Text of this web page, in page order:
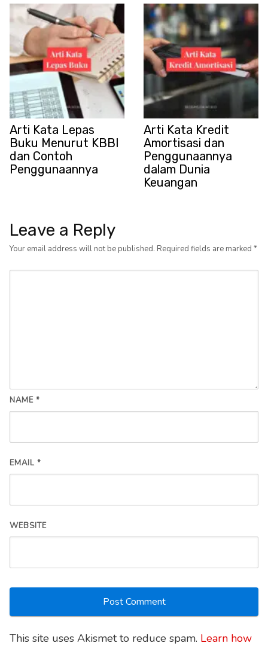
Arti Kata Lepas
Buku Menurut KBBI
dan Contoh
Penggunaannya
Arti Kata Kredit
Amortisasi dan
Penggunaannya
dalam Dunia
Keuangan
Leave a Reply
Your email address will not be published. Required fields are marked *
NAME *
EMAIL *
WEBSITE
This site uses Akismet to reduce spam. Learn how